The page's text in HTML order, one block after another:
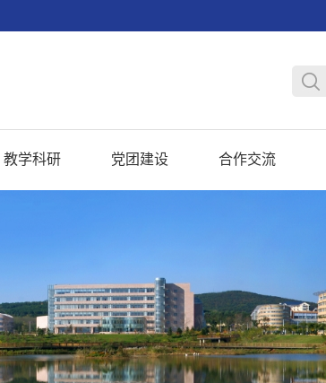
教学科研 党团建设 合作交流